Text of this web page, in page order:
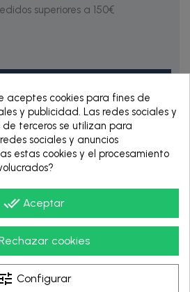
superiores a 150€
RENTING DE 12
cookies para fines de
y publicidad. Las redes sociales y
terceros se utilizan para
sociales y anuncios
estas cookies y el procesamiento
done_all Aceptar
cookies
tune Configurar